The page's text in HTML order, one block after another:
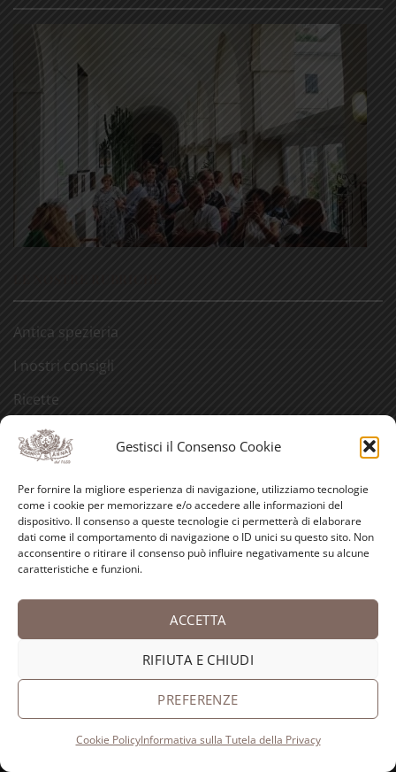
Gestisci il Consenso Cookie
Per fornire la migliore esperienza di navigazione, utilizziamo tecnologie
come i cookie per memorizzare e/o accedere alle informazioni del
dispositivo. Il consenso a queste tecnologie ci permetterà di elaborare
dati come il comportamento di navigazione o ID unici su questo sito. Non
acconsentire o ritirare il consenso può influire negativamente su alcune
caratteristiche e funzioni.
ACCETTA
RIFIUTA E CHIUDI
PREFERENZE
Cookie PolicyInformativa sulla Tutela della Privacy
Antica spezieria
I nostri consigli
Ricette
Bellezza
Aforismi
Eventi
Video
Curiosità
Credits
PayPal Visa MasterCardAmericanPostepayBank
Antica Farmacia-Erboristeria Sant'Anna